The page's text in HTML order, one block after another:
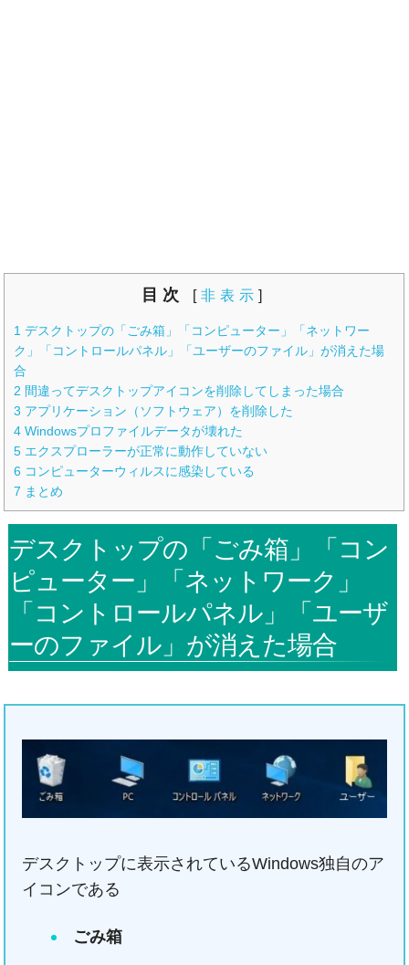
目次 [非表示]
1 デスクトップの「ごみ箱」「コンピューター」「ネットワー
ク」「コントロールパネル」「ユーザーのファイル」が消えた場
合
2 間違ってデスクトップアイコンを削除してしまった場合
3 アプリケーション（ソフトウェア）を削除した
4 Windowsプロファイルデータが壊れた
5 エクスプローラーが正常に動作していない
6 コンピューターウィルスに感染している
7 まとめ
デスクトップの「ごみ箱」「コン
ピューター」「ネットワーク」
「コントロールパネル」「ユーザ
ーのファイル」が消えた場合
デスクトップに表示されているWindows独自のア
イコンである
ごみ箱